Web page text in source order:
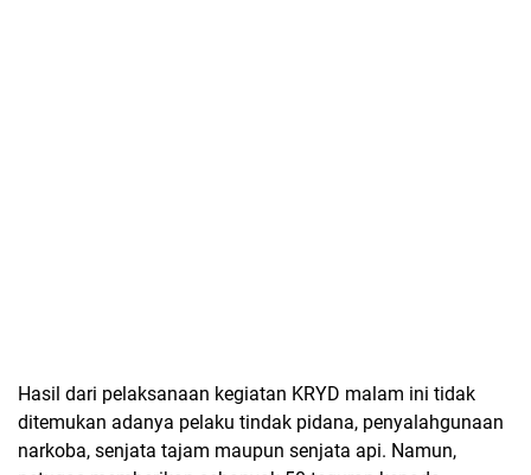
Hasil dari pelaksanaan kegiatan KRYD malam ini tidak
ditemukan adanya pelaku tindak pidana, penyalahgunaan
narkoba, senjata tajam maupun senjata api. Namun,